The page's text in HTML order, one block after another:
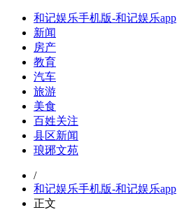
和记娱乐手机版-和记娱乐app
新闻
房产
教育
汽车
旅游
美食
百姓关注
县区新闻
琅琊文苑
/
和记娱乐手机版-和记娱乐app
正文